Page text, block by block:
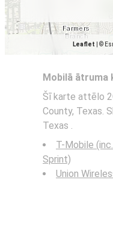
Leaflet ©
Mobilā ātruma
Šī karte attēlo
County, Texas.
Texas .
T-Mobile (inc.
Sprint)
Union